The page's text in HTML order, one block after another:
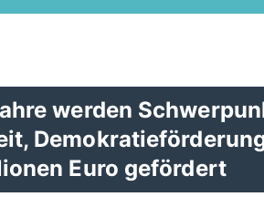
werden
Euro gefördert